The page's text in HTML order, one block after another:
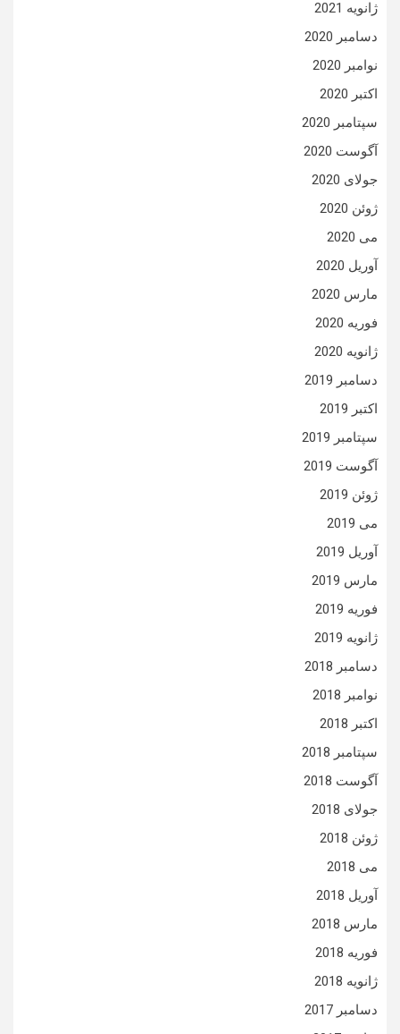
ژانویه 2021
دسامبر 2020
نوامبر 2020
اکتبر 2020
سپتامبر 2020
آگوست 2020
جولای 2020
ژوئن 2020
می 2020
آوریل 2020
مارس 2020
فوریه 2020
ژانویه 2020
دسامبر 2019
اکتبر 2019
سپتامبر 2019
آگوست 2019
ژوئن 2019
می 2019
آوریل 2019
مارس 2019
فوریه 2019
ژانویه 2019
دسامبر 2018
نوامبر 2018
اکتبر 2018
سپتامبر 2018
آگوست 2018
جولای 2018
ژوئن 2018
می 2018
آوریل 2018
مارس 2018
فوریه 2018
ژانویه 2018
دسامبر 2017